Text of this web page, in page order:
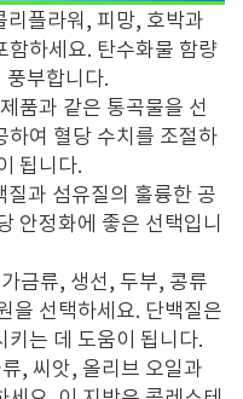
리플라워, 피망, 호박과
함하세요. 탄수화물 함량
풍부합니다.
품과 같은 통곡물을 선
하여 혈당 수치를 조절하
됩니다.
과 섬유질의 훌륭한 공
안정화에 좋은 선택입니
금류, 생선, 두부, 콩류
을 선택하세요. 단백질은
키는 데 도움이 됩니다.
, 씨앗, 올리브 오일과